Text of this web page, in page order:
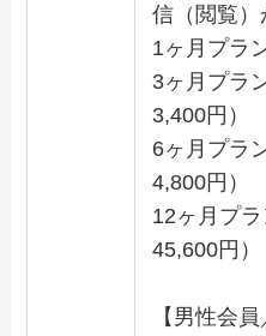
信（閲覧）
1ヶ月プラ
3ヶ月プラ
3,400円）
6ヶ月プラ
4,800円）
12ヶ月プ
45,600円）
【男性会